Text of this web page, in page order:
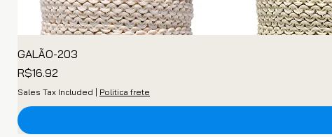
GALÃO-203
Price
R$16.92
Sales Tax Included | Politica frete